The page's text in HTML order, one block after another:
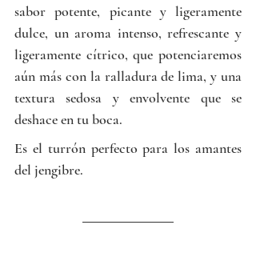
sabor potente, picante y ligeramente
dulce, un aroma intenso, refrescante y
ligeramente cítrico, que potenciaremos
aún más con la ralladura de lima, y una
textura sedosa y envolvente que se
deshace en tu boca.
Es el turrón perfecto para los amantes
del jengibre.